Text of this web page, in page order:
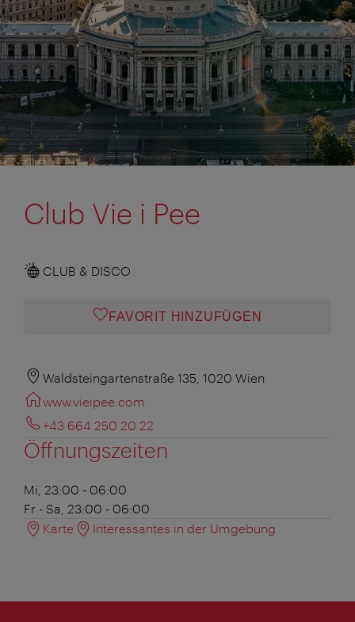
Club Vie i Pee
CLUB & DISCO
FAVORIT HINZUFÜGEN
Waldsteingartenstraße 135, 1020 Wien
www.vieipee.com
+43 664 250 20 22
Öffnungszeiten
Mi, 23:00 - 06:00
Fr - Sa, 23:00 - 06:00
Karte
Interessantes in der Umgebung